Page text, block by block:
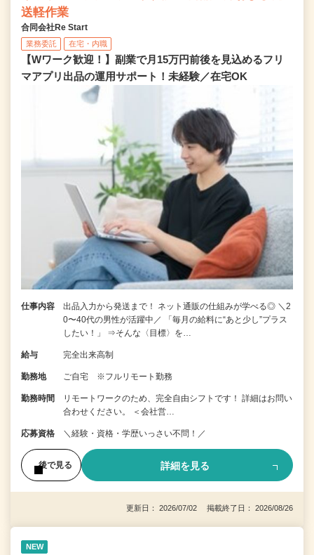
送軽作業
合同会社Re Start
業務委託 在宅・内職
【Wワーク歓迎！】副業で月15万円前後を見込めるフリ
マアプリ出品の運用サポート！未経験／在宅OK
仕事内容
出品入力から発送まで！ ネット通販の仕組みが学べる◎ ＼2
0〜40代の男性が活躍中／ 「毎月の給料に“あと少し”プラス
したい！」 ⇒そんな〈目標〉を…
給与 完全出来高制
勤務地 ご自宅 ※フルリモート勤務
勤務時間
リモートワークのため、完全自由シフトです！ 詳細はお問い
合わせください。 ＜会社営…
応募資格 ＼経験・資格・学歴いっさい不問！／
後で見る 詳細を見る
更新日： 2026/07/02 掲載終了日： 2026/08/26
NEW